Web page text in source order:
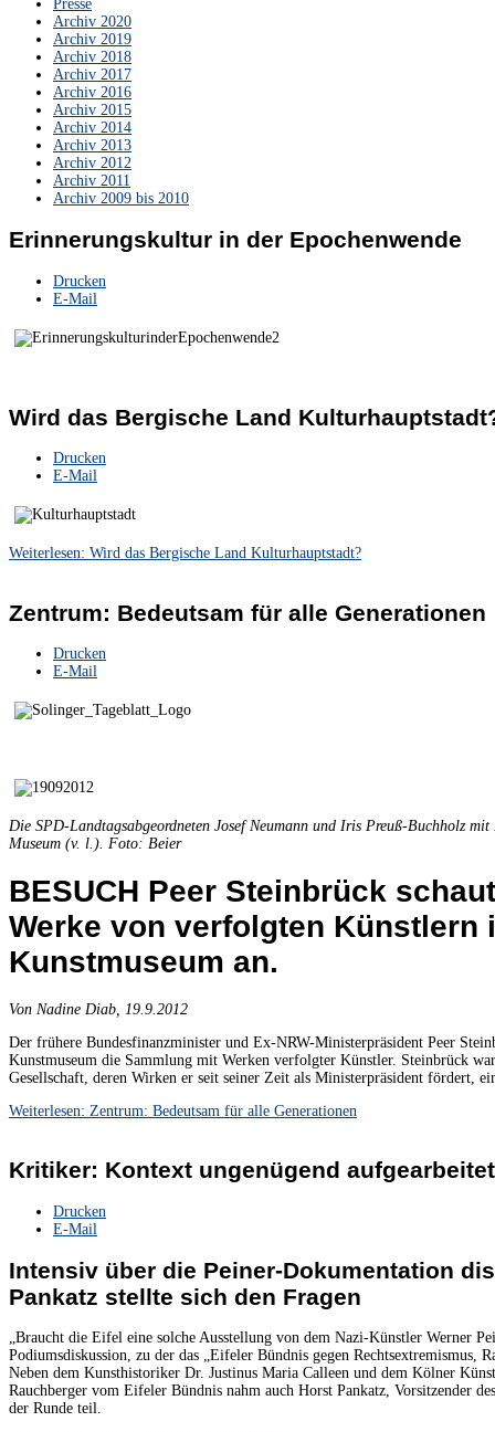
Presse
Archiv 2020
Archiv 2019
Archiv 2018
Archiv 2017
Archiv 2016
Archiv 2015
Archiv 2014
Archiv 2013
Archiv 2012
Archiv 2011
Archiv 2009 bis 2010
Erinnerungskultur in der Epochenwende
Drucken
E-Mail
Wird das Bergische Land
Drucken
E-Mail
Weiterlesen: Wird das Bergische Land Kulturhauptstadt?
Zentrum: Bedeutsam für alle Generationen
Drucken
E-Mail
Die SPD-Landtagsabgeordneten Josef Neumann und Iris Preuß-Buchholz
Museum (v. l.). Foto: Beier
BESUCH Peer Steinbrück
Werke von verfolgten Künstlern
Kunstmuseum an.
Von Nadine Diab,
19.9.2012
Der frühere Bundesfinanzminister und Ex-NRW-Ministerpräsident Peer
Kunstmuseum die Sammlung mit Werken verfolgter Künstler. Steinbrück
Gesellschaft, deren Wirken er seit seiner Zeit als Ministerpräsident fördert,
Weiterlesen: Zentrum: Bedeutsam für alle Generationen
Kritiker: Kontext ungenügend aufgearbeitet
Drucken
E-Mail
Intensiv über die Peiner-Dokumentation
Pankatz stellte sich den Fragen
„Braucht die Eifel eine solche Ausstellung von dem Nazi-Künstler Werner
Podiumsdiskussion, zu der das „Eifeler Bündnis gegen Rechtsextremismus,
Neben dem Kunsthistoriker Dr. Justinus Maria Calleen und dem Kölner
Rauchberger vom Eifeler Bündnis nahm auch Horst Pankatz, Vorsitzender
der Runde teil.